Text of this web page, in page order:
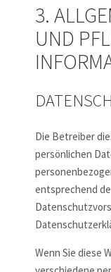
3.
UND
Die Betreiber
persönlichen
entsprechend
Wenn Sie diese